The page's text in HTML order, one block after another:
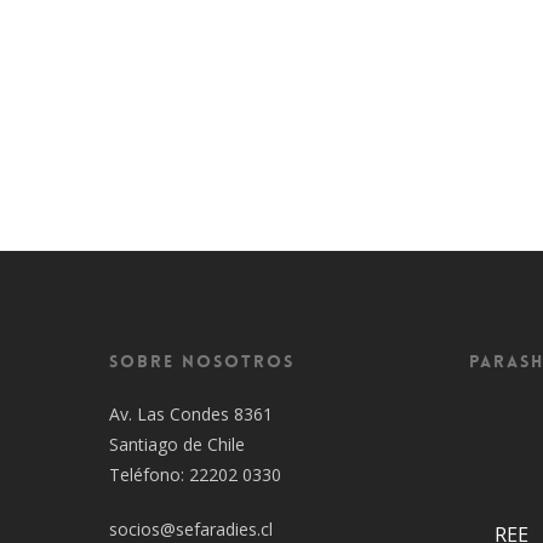
Sobre Nosotros
Av. Las Condes 8361
Santiago de Chile
Teléfono: 22202 0330
socios@sefaradies.cl REE